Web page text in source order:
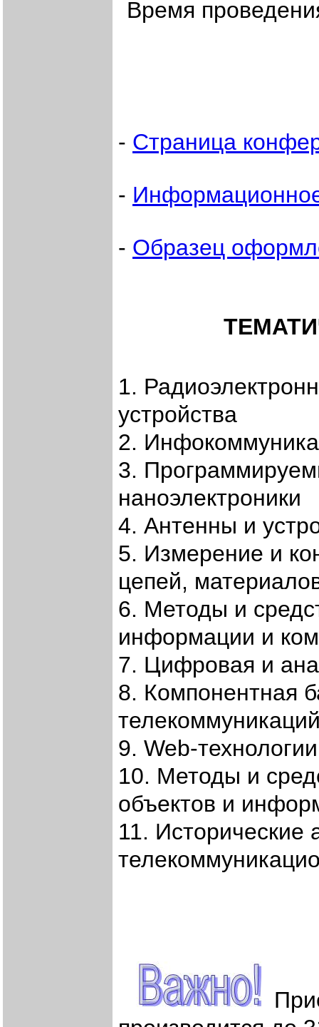
Время
- Страница
-
- Образец
1.
устройства
2.
3.
наноэлектроники
4. Антенны и
5. Измерение и
цепей,
6. Методы и
информации и
7. Цифровая и
8. Компонентная
9. Web-
10. Методы и
объектов и
11. Исторические